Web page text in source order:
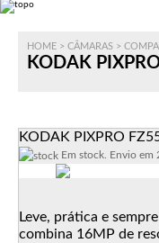
HOME > CÂMARAS >
KODAK
KODAK PIXPRO
Em stock. Envio em
Leve, prática e
combina 16MP de